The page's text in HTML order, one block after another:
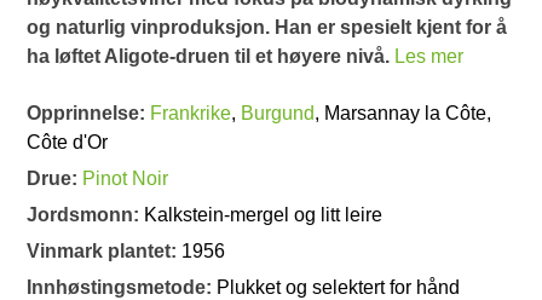
og naturlig vinproduksjon. Han er spesielt kjent for å
ha løftet Aligote-druen til et høyere nivå. Les mer
Opprinnelse: Frankrike, Burgund, Marsannay la Côte,
Côte d'Or
Drue: Pinot Noir
Jordsmonn: Kalkstein-mergel og litt leire
Vinmark plantet: 1956
Innhøstingsmetode: Plukket og selektert for hånd